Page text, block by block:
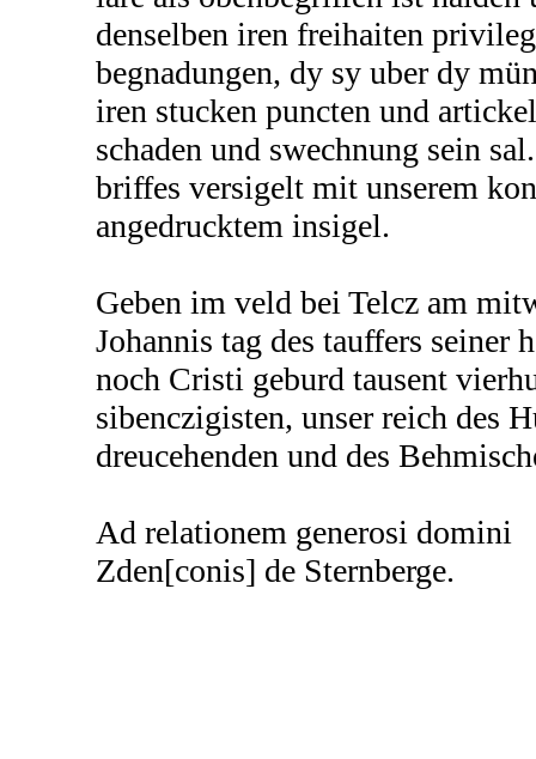
denselben iren freihaiten
begnadungen, dy sy uber dy
iren stucken puncten und
schaden und swechnung sein
briffes versigelt mit unserem
angedrucktem insigel.
Geben im veld bei Telcz am
Johannis tag des tauffers seiner
noch Cristi geburd tausent
sibenczigisten, unser reich des
dreucehenden und des
Ad relationem generosi domini
Zden[conis] de Sternberge.